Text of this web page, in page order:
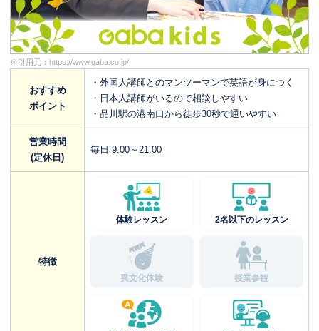
※引用元： https://www.gaba.co.jp/
おすすめ
ポイント
・外国人講師とのマンツーマンで英語が身につく
・日本人講師がいるので相談しやすい
・品川駅の港南口から徒歩30秒で通いやすい
営業時間
(定休日)
毎日 9:00～21:00
特徴
体験レッスン 2名以下のレッスン
異文化体験 授業参観